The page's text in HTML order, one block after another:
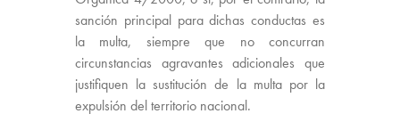
sanción principal para dichas conductas es
la multa, siempre que no concurran
circunstancias agravantes adicionales que
justifiquen la sustitución de la multa por la
expulsión del territorio nacional.